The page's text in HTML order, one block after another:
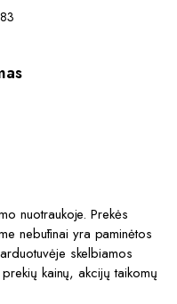
nuotraukoje. Prekės
nebūtinai yra paminėtos
skelbiamos
kainų, akcijų taikomų